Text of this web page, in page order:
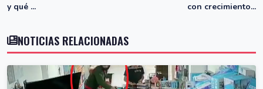
y qué ...
con crecimiento...
NOTICIAS RELACIONADAS